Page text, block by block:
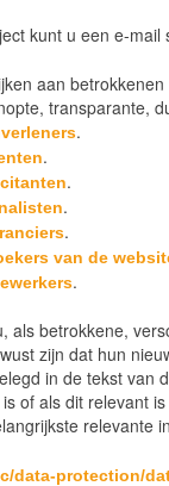
kunt u een e-
aan
transparante,
.
.
.
.
.
van de
.
als betrokkene,
zijn dat hun
in de tekst
of als dit relevant
relevante
data-protection/